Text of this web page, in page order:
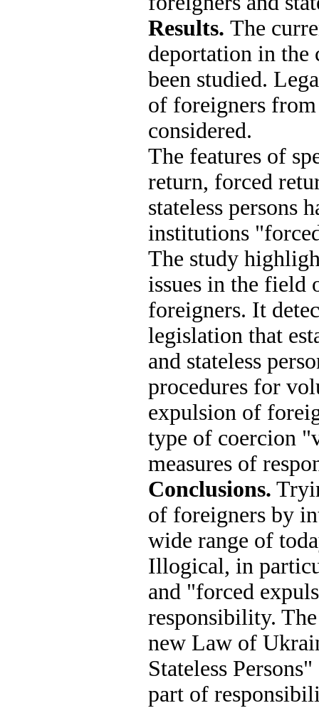
Results. The
deportation in
been studied.
of foreigners
considered.
The features of
return, forced
stateless persons
institutions
The study
issues in the field
foreigners. It
legislation that
and stateless
procedures for
expulsion of
type of coercion
measures of
Conclusions.
of foreigners by
wide range of
Illogical, in
and "forced
responsibility.
new Law of
Stateless
part of